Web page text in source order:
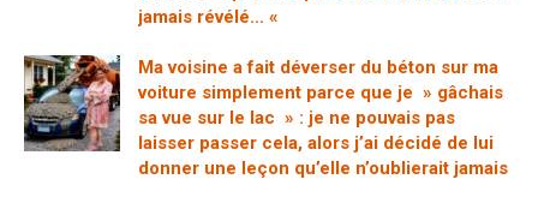
jamais révélé… «
Ma voisine a fait déverser du béton sur ma
voiture simplement parce que je » gâchais
sa vue sur le lac » : je ne pouvais pas
laisser passer cela, alors j’ai décidé de lui
donner une leçon qu’elle n’oublierait jamais